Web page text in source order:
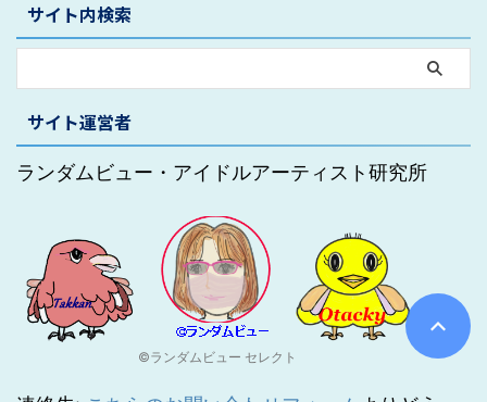
サイト内検索
サイト運営者
ランダムビュー・アイドルアーティスト研究所
©ランダムビュー セレクト